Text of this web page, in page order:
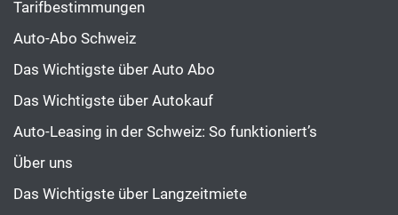
Tarifbestimmungen
Auto-Abo Schweiz
Das Wichtigste über Auto Abo
Das Wichtigste über Autokauf
Auto-Leasing in der Schweiz: So funktioniert’s
Über uns
Das Wichtigste über Langzeitmiete